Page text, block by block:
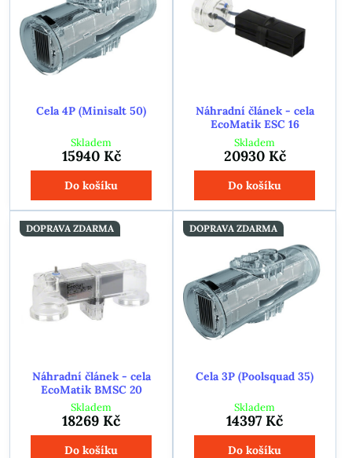
Cela 4P (Minisalt 50)
Skladem
15940 Kč
Do košíku
Náhradní článek - cela
EcoMatik ESC 16
Skladem
20930 Kč
Do košíku
DOPRAVA ZDARMA
Náhradní článek - cela
EcoMatik BMSC 20
Skladem
18269 Kč
Do košíku
DOPRAVA ZDARMA
Cela 3P (Poolsquad 35)
Skladem
14397 Kč
Do košíku